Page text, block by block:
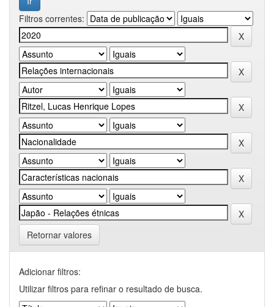
Filtros correntes:
Retornar valores
Adicionar filtros:
Utilizar filtros para refinar o resultado de busca.